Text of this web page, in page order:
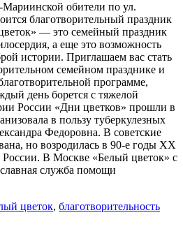
обители по ул.
благотворительный праздник
— это семейный праздник
а еще это возможность
истории. Приглашаем вас стать
семейном празднике и
программе,
день борется с тяжелой
России «Дни цветков» прошли в
в пользу туберкулезных
Федоровна. В советские
но возродилась в 90-е годы XX
России. В Москве «Белый цветок» с
служба помощи
цветок, благотворительность